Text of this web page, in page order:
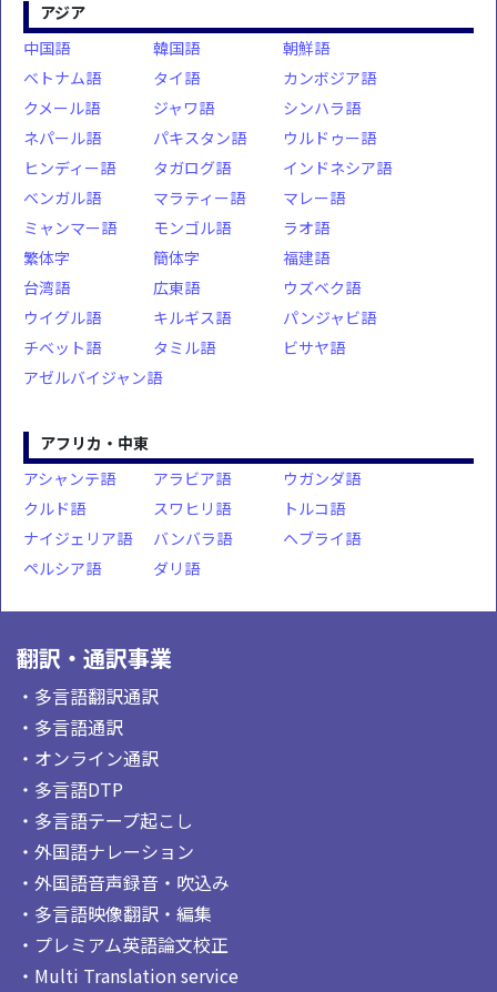
アジア
中国語
韓国語
朝鮮語
ベトナム語
タイ語
カンボジア語
クメール語
ジャワ語
シンハラ語
ネパール語
パキスタン語
ウルドゥー語
ヒンディー語
タガログ語
インドネシア語
ベンガル語
マラティー語
マレー語
ミャンマー語
モンゴル語
ラオ語
繁体字
簡体字
福建語
台湾語
広東語
ウズベク語
ウイグル語
キルギス語
パンジャビ語
チベット語
タミル語
ビサヤ語
アゼルバイジャン語
アフリカ・中東
アシャンテ語
アラビア語
ウガンダ語
クルド語
スワヒリ語
トルコ語
ナイジェリア語
バンバラ語
ヘブライ語
ペルシア語
ダリ語